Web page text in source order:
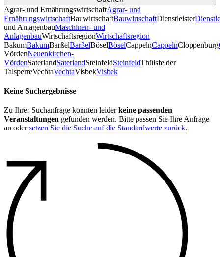
Agrar- und ErnährungswirtschaftAgrar- und
ErnährungswirtschaftBauwirtschaftBauwirtschaftDienstleister
und AnlagenbauMaschinen- und
AnlagenbauWirtschaftsregionWirtschaftsregion
BakumBakumBarßelBarßelBöselBöselCappelnCappelnCloppenburg
VördenNeuenkirchen-
VördenSaterlandSaterlandSteinfeldSteinfeldThülsfelder
TalsperreVechtaVechtaVisbekVisbek
Keine Suchergebnisse
Zu Ihrer Suchanfrage konnten leiderkeine passenden
Veranstaltungen gefunden werden. Bitte passen Sie Ihre Anfrage
an odersetzen Sie die Suche auf die Standardwerte zurück.